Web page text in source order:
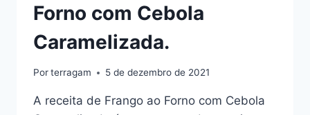
Forno com Cebola
Caramelizada.
Porterragam 5 de dezembro de 2021
A receita de Frango ao Forno com Cebola